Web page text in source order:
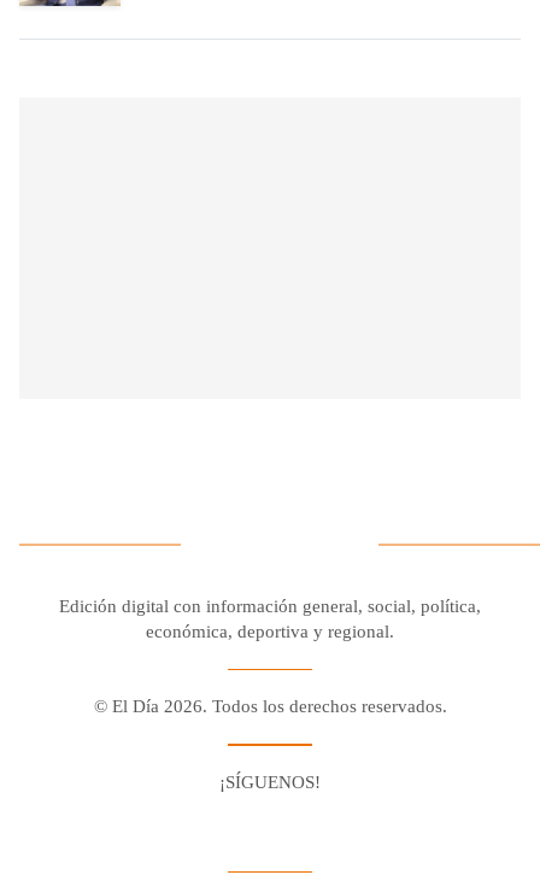
Edición digital con información general, social, política,
económica, deportiva y regional.
© El Día 2026. Todos los derechos reservados.
¡SÍGUENOS!